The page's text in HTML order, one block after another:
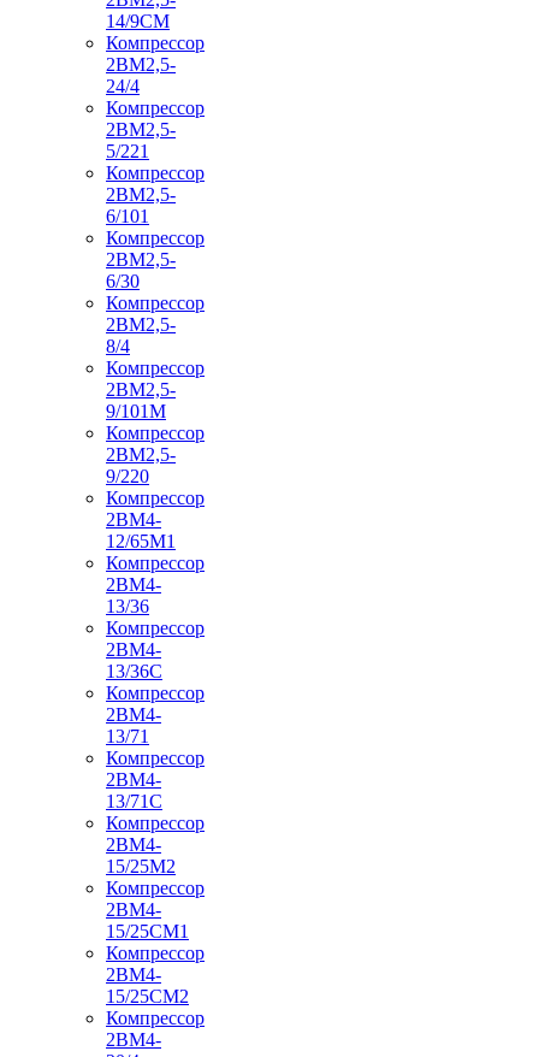
14/9СМ
Компрессор
2ВМ2,5-
24/4
Компрессор
2ВМ2,5-
5/221
Компрессор
2ВМ2,5-
6/101
Компрессор
2ВМ2,5-
6/30
Компрессор
2ВМ2,5-
8/4
Компрессор
2ВМ2,5-
9/101М
Компрессор
2ВМ2,5-
9/220
Компрессор
2ВМ4-
12/65М1
Компрессор
2ВМ4-
13/36
Компрессор
2ВМ4-
13/36С
Компрессор
2ВМ4-
13/71
Компрессор
2ВМ4-
13/71С
Компрессор
2ВМ4-
15/25М2
Компрессор
2ВМ4-
15/25СМ1
Компрессор
2ВМ4-
15/25СМ2
Компрессор
2ВМ4-